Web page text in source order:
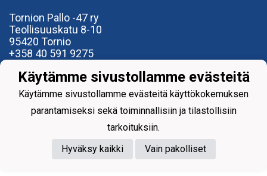
Tornion Pallo -47 ry
Teollisuuskatu 8-10
95420 Tornio
+358 40 591 9275
Powered by
Käytämme sivustollamme evästeitä
Käytämme sivustollamme evästeitä käyttökokemuksen
parantamiseksi sekä toiminnallisiin ja tilastollisiin
tarkoituksiin.
Hyväksy kaikki
Vain pakolliset